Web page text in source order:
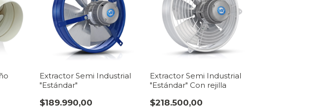
Extractor Semi Industrial
"Estándar"
$189.990,00
Extractor Semi Industrial
"Estándar" Con rejilla
$218.500,00